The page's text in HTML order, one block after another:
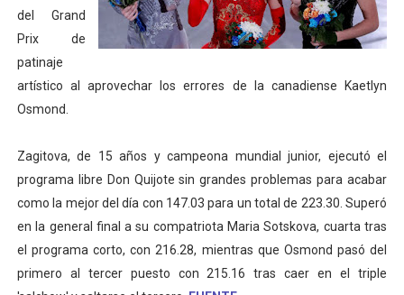
Mundial de Fórmula 1 2026 - Lando Norris consigue
Copa del Mundo femenina 2026 - Estados Unidos
Campeonato de Europa de saltos 2026 (París,
AEW - Adam Page con Brodido desbancan una
del Grand
Prix de
patinaje
artístico al aprovechar los errores de la canadiense Kaetlyn
Osmond.
Zagitova, de 15 años y campeona mundial junior, ejecutó el
programa libre Don Quijote sin grandes problemas para acabar
como la mejor del día con 147.03 para un total de 223.30. Superó
en la general final a su compatriota Maria Sotskova, cuarta tras
el programa corto, con 216.28, mientras que Osmond pasó del
primero al tercer puesto con 215.16 tras caer en el triple